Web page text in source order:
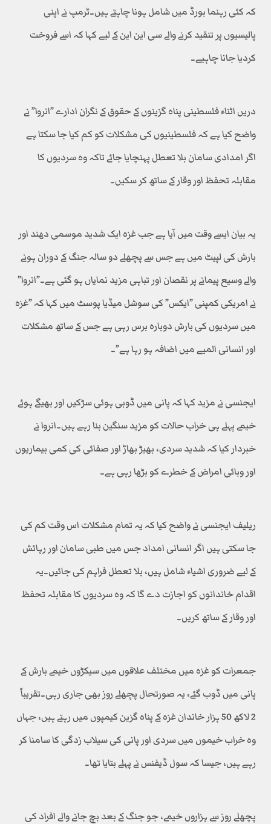
کہ کئی رہنما بورڈ میں شامل ہونا چاہتے ہیں۔ٹرمپ نے اپنی
پالیسیوں پر تنقید کرنے والے سی این این کے لیے کہا کہ اسے فروخت
کردیا جانا چاہیے۔
دریں اثناء فلسطینی پناہ گزینوں کے حقوق کے نگران ادارے ”انروا” نے
واضح کیا ہے کہ فلسطینیوں کی مشکلات کو کم کیا جا سکتا ہے
اگر امدادی سامان بلا تعطل پہنچایا جائے تاکہ وہ سردیوں کا
مقابلہ تحفظ اور وقار کے ساتھ کر سکیں۔
یہ بیان ایسے وقت میں آیا ہے جب غزہ ایک شدید موسمی دھند اور
بارش کی لپیٹ میں ہے جس سے پچھلے دو سالہ جنگ کے دوران ہونے
والے وسیع پیمانے پر نقصان اور تباہی مزید نمایاں ہو گئی ہے۔”انروا”
نے امریکی کمپنی ”ایکس” کی سوشل میڈیا پوسٹ میں کہا کہ ”غزہ
میں سردیوں کی بارش دوبارہ برس رہی ہے جس کے ساتھ مشکلات
اور انسانی المیے میں اضافہ ہو رہا ہے”۔
ایجنسی نے مزید کہا کہ پانی میں ڈوبی ہوئی سڑکیں اور بھیگے ہوئے
خیمے پہلے ہی خراب حالات کو مزید سنگین بنا رہے ہیں۔انروا نے
خبردار کیا کہ شدید سردی، بھیڑ بھاڑ اور صفائی کی کمی بیماریوں
اور وبائی امراض کے خطرے کو بڑھا رہی ہے۔
ریلیف ایجنسی نے واضح کیا کہ یہ تمام مشکلات اس وقت کم کی
جا سکتی ہیں اگر انسانی امداد جس میں طبی سامان اور رہائش
کے لیے ضروری اشیاء شامل ہیں، بلا تعطل فراہم کی جائیں۔یہ
اقدام خاندانوں کو اجازت دے گا کہ وہ سردیوں کا مقابلہ تحفظ
اور وقار کے ساتھ کریں۔
جمعرات کو غزہ میں مختلف علاقوں میں سیکڑوں خیمے بارش کے
پانی میں ڈوب گئے، یہ صورتحال پچھلے روز بھی جاری رہی۔تقریباً
2 لاکھ 50 ہزار خاندان غزہ کے پناہ گزین کیمپوں میں رہتے ہیں، جہاں
وہ خراب خیموں میں سردی اور پانی کی سیلاب زدگی کا سامنا کر
رہے ہیں، جیسا کہ سول ڈیفنس نے پہلے بتایا تھا۔
پچھلے روز سے ہزاروں خیمے، جو جنگ کے بعد بچ جانے والے افراد کی